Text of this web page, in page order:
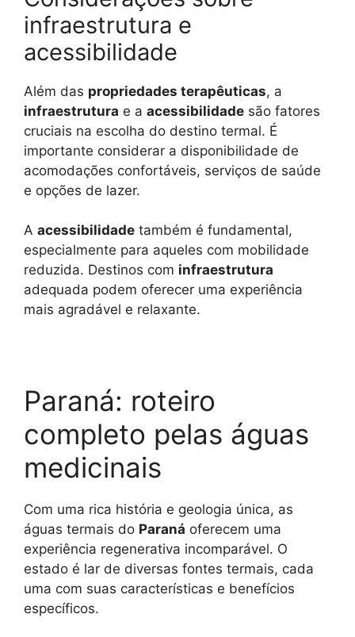
infraestrutura e
acessibilidade
Além das propriedades terapêuticas, a
infraestrutura e a acessibilidade são fatores
cruciais na escolha do destino termal. É
importante considerar a disponibilidade de
acomodações confortáveis, serviços de saúde
e opções de lazer.
A acessibilidade também é fundamental,
especialmente para aqueles com mobilidade
reduzida. Destinos com infraestrutura
adequada podem oferecer uma experiência
mais agradável e relaxante.
Paraná: roteiro
completo pelas águas
medicinais
Com uma rica história e geologia única, as
águas termais do Paraná oferecem uma
experiência regenerativa incomparável. O
estado é lar de diversas fontes termais, cada
uma com suas características e benefícios
específicos.